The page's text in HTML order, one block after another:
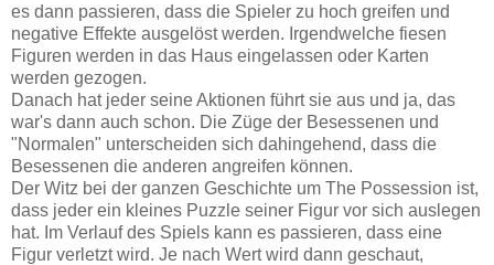
es dann passieren, dass die Spieler zu hoch greifen und
negative Effekte ausgelöst werden. Irgendwelche fiesen
Figuren werden in das Haus eingelassen oder Karten
werden gezogen.
Danach hat jeder seine Aktionen führt sie aus und ja, das
war's dann auch schon. Die Züge der Besessenen und
"Normalen" unterscheiden sich dahingehend, dass die
Besessenen die anderen angreifen können.
Der Witz bei der ganzen Geschichte um The Possession ist,
dass jeder ein kleines Puzzle seiner Figur vor sich auslegen
hat. Im Verlauf des Spiels kann es passieren, dass eine
Figur verletzt wird. Je nach Wert wird dann geschaut,